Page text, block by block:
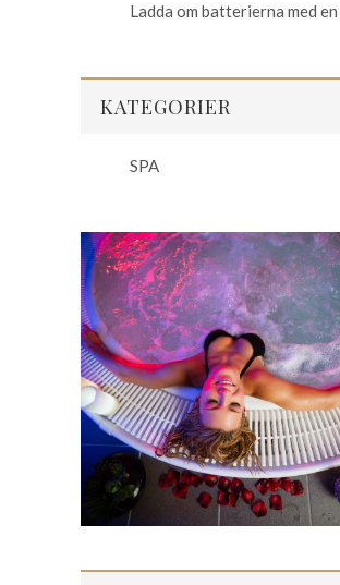
Ladda om batterierna med
KATEGORIER
SPA